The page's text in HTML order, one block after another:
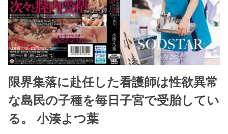
限界集落に赴任した看護師は性欲異常
な島民の子種を毎日子宮で受胎してい
る。 小湊よつ葉